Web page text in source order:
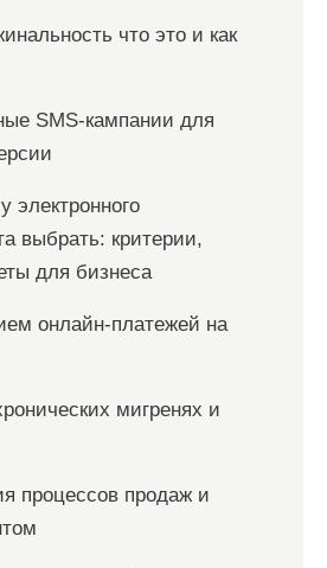
что это и как
SMS-кампании для
электронного
выбрать: критерии,
для бизнеса
онлайн-платежей на
мигренях и
процессов продаж и